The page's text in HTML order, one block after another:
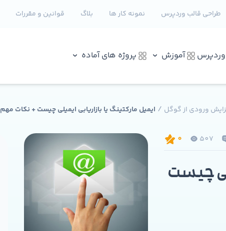
طراحی قالب وردپرس نمونه کار ها بلاگ قوانین و مقررات
وردپرس آموزش پروژه های آماده
ورودی از گوگل / ایمیل مارکتینگ یا بازاریابی ایمیلی چیست + نکات مهم
507
0
چیست